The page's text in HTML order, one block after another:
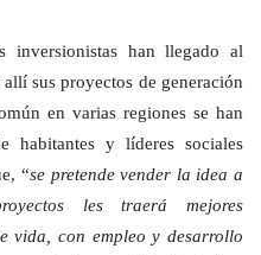
inversionistas han llegado al
sus proyectos de generación
en varias regiones se han
habitantes y líderes sociales
“se pretende vender la idea a
les traerá mejores
vida, con empleo y desarrollo